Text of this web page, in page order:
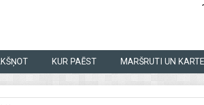
KUR PAĒST MARŠRUTI UN